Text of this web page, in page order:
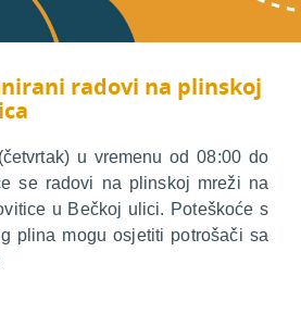
radovi na plinskoj
u vremenu od 08:00 do
se radovi na plinskoj mreži na
u Bečkoj ulici. Poteškoće s
plina mogu osjetiti potrošači sa